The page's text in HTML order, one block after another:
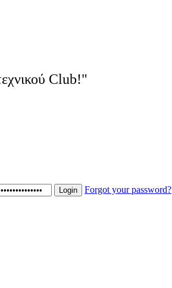
Club!"
Login Forgot your password?